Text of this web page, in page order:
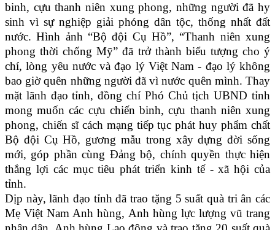
binh, cựu thanh niên xung phong, những người đã hy
sinh vì sự nghiệp giải phóng dân tộc, thống nhất đất
nước. Hình ảnh “Bộ đội Cụ Hồ”, “Thanh niên xung
phong thời chống Mỹ” đã trở thành biểu tượng cho ý
chí, lòng yêu nước và đạo lý Việt Nam - đạo lý không
bao giờ quên những người đã vì nước quên mình. Thay
mặt lãnh đạo tỉnh, đồng chí Phó Chủ tịch UBND tỉnh
mong muốn các cựu chiến binh, cựu thanh niên xung
phong, chiến sĩ cách mạng tiếp tục phát huy phẩm chất
Bộ đội Cụ Hồ, gương mẫu trong xây dựng đời sống
mới, góp phần cùng Đảng bộ, chính quyền thực hiện
thắng lợi các mục tiêu phát triển kinh tế - xã hội của
tỉnh.
Dịp này, lãnh đạo tỉnh đã trao tặng 5 suất quà tri ân các
Mẹ Việt Nam Anh hùng, Anh hùng lực lượng vũ trang